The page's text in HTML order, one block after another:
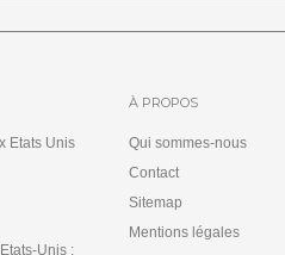
Etats Unis
Unis :
À PROPOS
Qui sommes-nous
Contact
Sitemap
Mentions légales